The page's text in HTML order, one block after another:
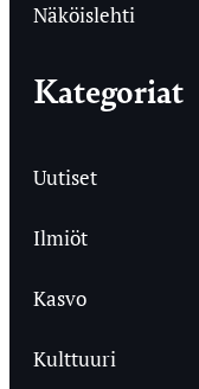
Näköislehti
Kategoriat
Uutiset
Ilmiöt
Kasvo
Kulttuuri